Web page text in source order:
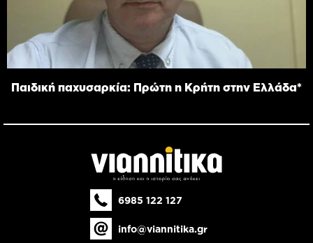
Παιδική παχυσαρκία: Πρώτη η Κρήτη στην Ελλάδα*
6985 122 127
info@viannitika.gr